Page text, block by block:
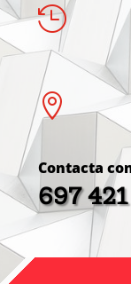


Contacta
697